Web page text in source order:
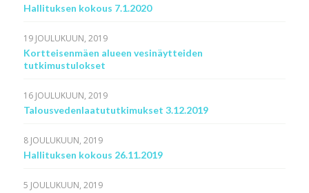
Hallituksen kokous 7.1.2020
19 JOULUKUUN, 2019
Kortteisenmäen alueen vesinäytteiden
tutkimustulokset
16 JOULUKUUN, 2019
Talousvedenlaatututkimukset 3.12.2019
8 JOULUKUUN, 2019
Hallituksen kokous 26.11.2019
5 JOULUKUUN, 2019